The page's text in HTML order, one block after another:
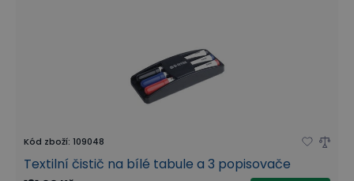
Kód zboží: 109048
Textilní čistič na bílé tabule a 3 popisovače